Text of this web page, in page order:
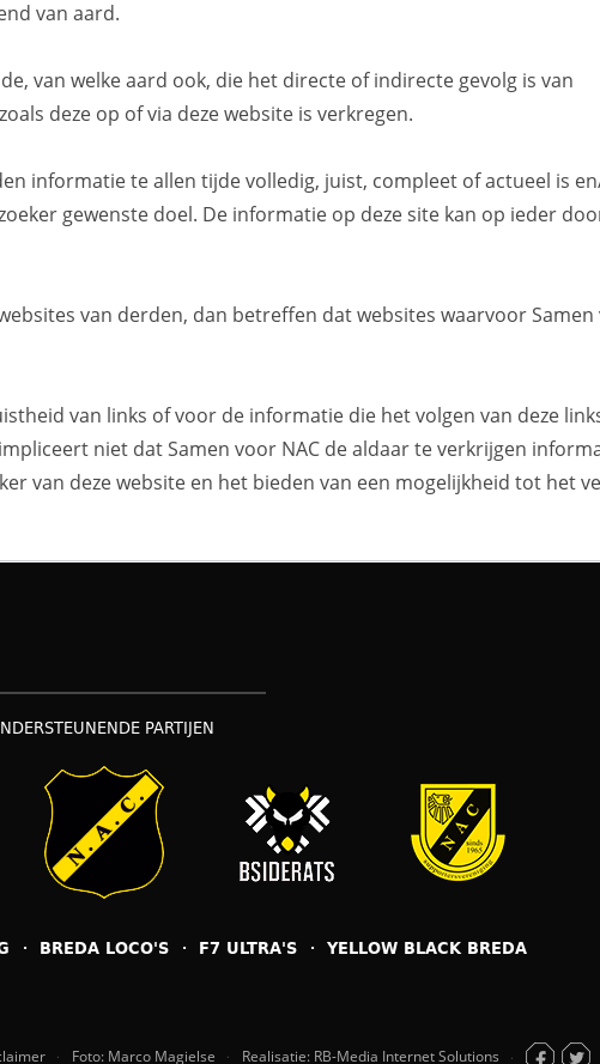
van aard.
van welke aard ook, die het directe of indirecte gevolg is van
deze op of via deze website is verkregen.
informatie te allen tijde volledig, juist, compleet of actueel is
gewenste doel. De informatie op deze site kan op ieder
van derden, dan betreffen dat websites waarvoor Samen
van links of voor de informatie die het volgen van deze
niet dat Samen voor NAC de aldaar te verkrijgen
van deze website en het bieden van een mogelijkheid tot het
PARTIJEN
BREDA LOCO'S F7 ULTRA'S YELLOW BLACK BREDA
Foto: Marco Magielse Realisatie: RB-Media Internet Solutions